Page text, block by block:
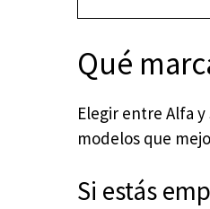
Qué
Elegir entre Alfa
modelos que
Si estás